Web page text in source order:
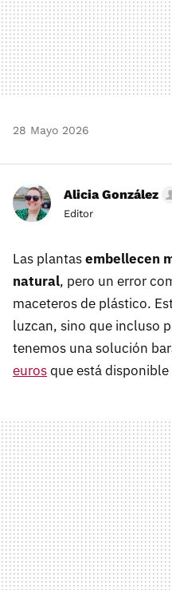
28 Mayo 2026
Alicia González
Editor
Las plantasembellecen
natural, pero un error
maceteros de plástico.
luzcan, sino que incluso
tenemos una solución
eurosque está